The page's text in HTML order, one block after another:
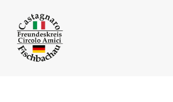
Inhalt
springen